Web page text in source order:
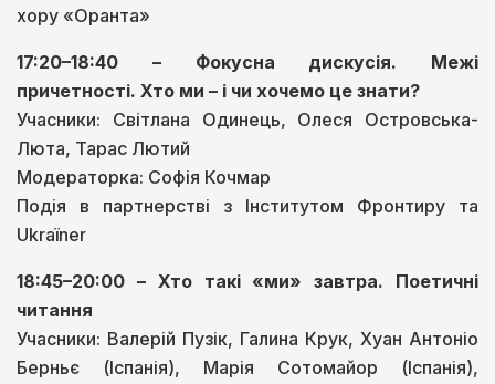
хору «Оранта»
17:20–18:40 – Фокусна дискусія. Межі
причетності. Хто ми – і чи хочемо це знати?
Учасники: Світлана Одинець, Олеся Островська-
Люта, Тарас Лютий
Модераторка: Софія Кочмар
Подія в партнерстві з Інститутом Фронтиру та
Ukraïner
18:45–20:00 – Хто такі «ми» завтра. Поетичні
читання
Учасники: Валерій Пузік, Галина Крук, Хуан Антоніо
Берньє (Іспанія), Марія Сотомайор (Іспанія),